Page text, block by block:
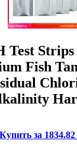
Test
Fish
Купить за